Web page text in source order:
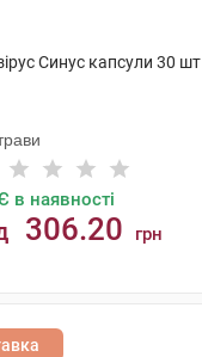
Синус капсули 30 шт
в наявності
306.20 грн